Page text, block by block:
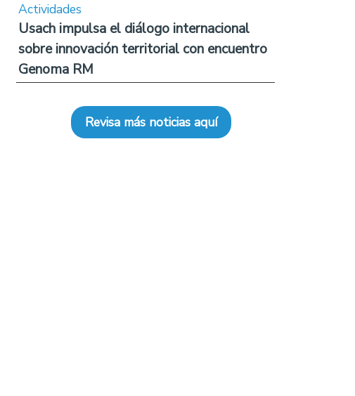
Actividades
Usach impulsa el diálogo internacional
sobre innovación territorial con encuentro
Genoma RM
Revisa más noticias aquí